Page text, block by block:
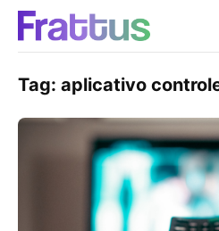
Tag: aplicativo